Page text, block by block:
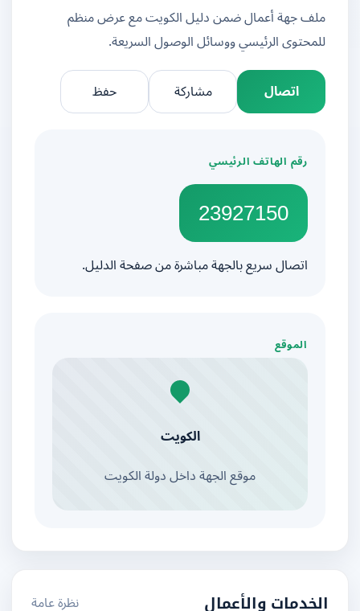
ملف جهة أعمال ضمن دليل الكويت مع عرض منظم
للمحتوى الرئيسي ووسائل الوصول السريعة.
اتصال
مشاركة
رقم الهاتف الرئيسي
23927150
اتصال سريع بالجهة مباشرة من صفحة الدليل.
الموقع
الكويت
موقع الجهة داخل دولة الكويت
الخدمات والأعمال نظرة عامة